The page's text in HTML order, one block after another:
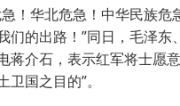
！华北危急！中华民族危
们的出路！”同日，毛泽东
蒋介石，表示红军将士愿
国之目的”。